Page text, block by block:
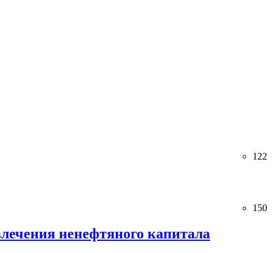
122
150
ненефтяного капитала